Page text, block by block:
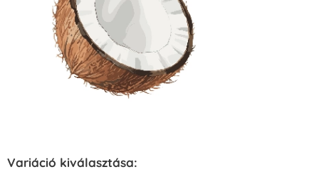
Variáció kiválasztása: